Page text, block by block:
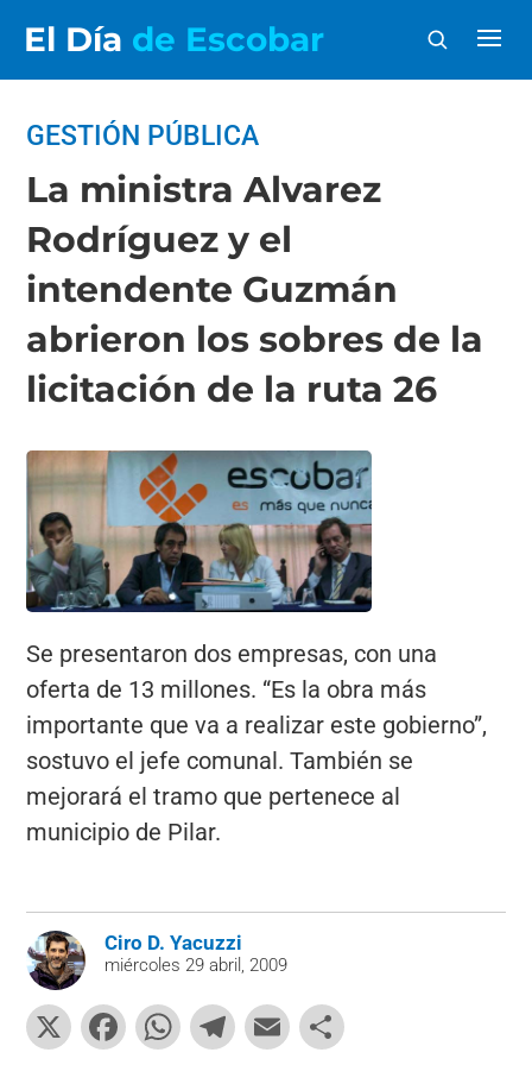
El Día de Escobar
GESTIÓN PÚBLICA
La ministra Alvarez
Rodríguez y el
intendente Guzmán
abrieron los sobres de la
licitación de la ruta 26
Se presentaron dos empresas, con una
oferta de 13 millones. “Es la obra más
importante que va a realizar este gobierno”,
sostuvo el jefe comunal. También se
mejorará el tramo que pertenece al
municipio de Pilar.
Ciro D. Yacuzzi
miércoles 29 abril, 2009
X
F
W T
E